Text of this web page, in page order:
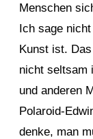
Menschen
Ich sage
Kunst ist.
nicht seltsam
und anderen
Polaroid-
denke, man